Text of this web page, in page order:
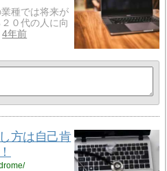
種では将来が
０代の人に向
4年前
方は自己肯